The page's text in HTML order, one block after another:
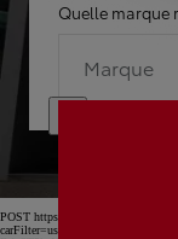
Quelle marque
Marque
POST https://usc-